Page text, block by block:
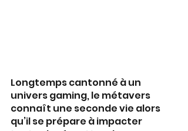
Longtemps cantonné à un
univers gaming, le métavers
connaît une seconde vie alors
qu’il se prépare à impacter